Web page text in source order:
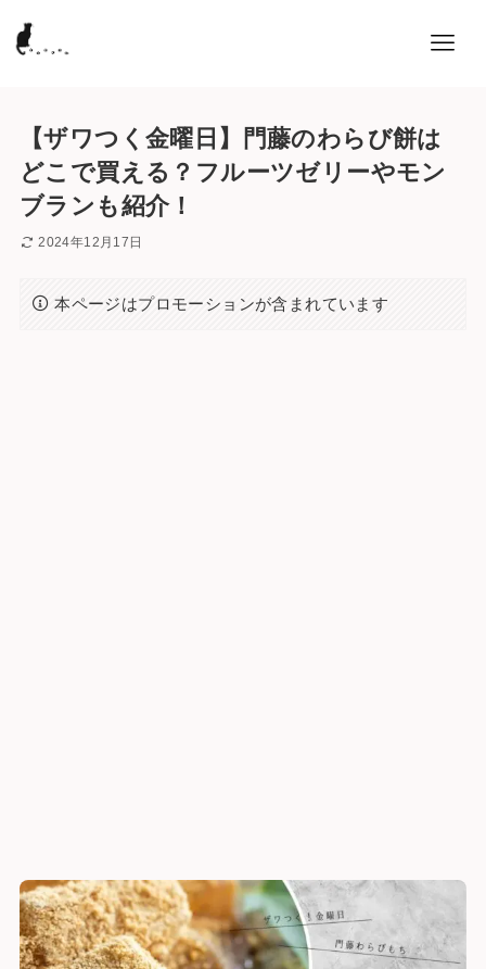
【ザワつく金曜日】門藤のわらび餅は
どこで買える？フルーツゼリーやモン
ブランも紹介！
2024年12月17日
本ページはプロモーションが含まれています